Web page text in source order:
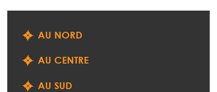
AU NORD
AU CENTRE
AU SUD